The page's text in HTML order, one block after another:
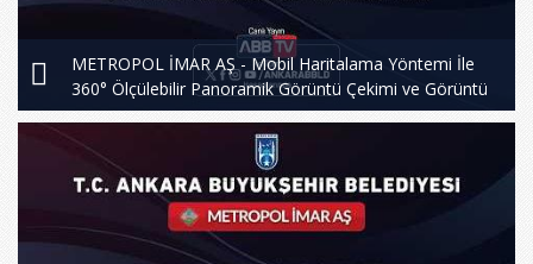
METROPOL İMAR AŞ - Mobil Haritalama Yöntemi İle
360° Ölçülebilir Panoramik Görüntü Çekimi ve Görüntü
Sayısallaştırma Hizmeti Alımı İşi